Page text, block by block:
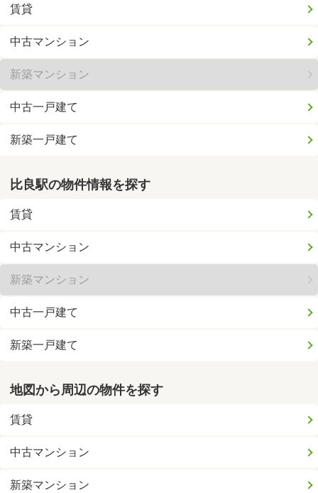
賃貸
中古マンション
新築マンション
中古一戸建て
新築一戸建て
比良駅の物件情報を探す
賃貸
中古マンション
新築マンション
中古一戸建て
新築一戸建て
地図から周辺の物件を探す
賃貸
中古マンション
新築マンション